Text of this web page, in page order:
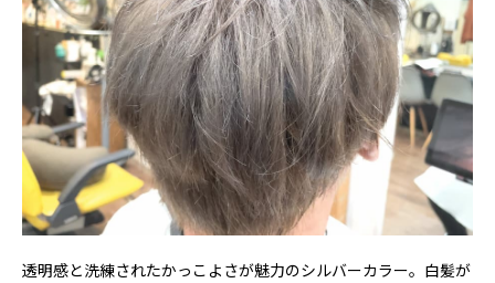
透明感と洗練されたかっこよさが魅力のシルバーカラー。白髪が